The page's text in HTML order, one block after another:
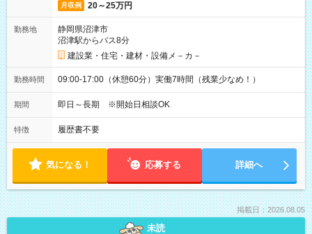
月収例 20～25万円
勤務地
静岡県沼津市
沼津駅からバス8分
建設業・住宅・建材・設備メ－カ－
勤務時間 09:00-17:00（休憩60分）実働7時間（残業少なめ！）
期間 即日～長期 ※開始日相談OK
特徴 履歴書不要
気になる！ 応募する 詳細へ
掲載日：2026.08.05
未読